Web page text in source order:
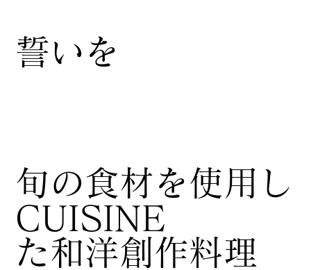
CUISINE
​旬の食材を使用し
た和洋創作料理
誓いを